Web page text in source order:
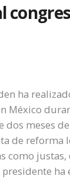
ha
México
dos meses
de reforma
como
presidente